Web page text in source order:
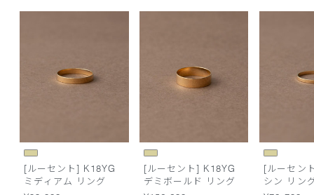
[ルーセント] K18YG
ミディアム リング
[ルーセント] K18YG
デミボールド リング
[ルーセン
シン リン